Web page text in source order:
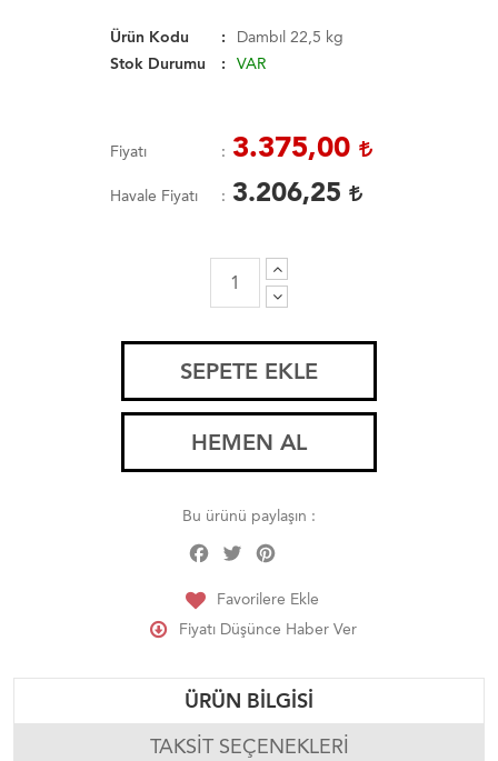
Ürün Kodu
Dambıl 22,5 kg
Stok Durumu
VAR
Fiyatı 3.375,00
Havale Fiyatı 3.206,25
SEPETE EKLE
HEMEN AL
Bu ürünü paylaşın :
Facebook
Twitter
Favorilere Ekle
Fiyatı Düşünce Haber Ver
ÜRÜN BILGISI
TAKSIT SEÇENEKLERI